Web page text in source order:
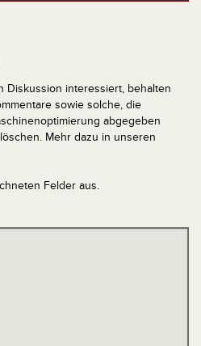
Diskussion interessiert, behalten
sowie solche, die
abgegeben
Mehr dazu in unseren
Felder aus.